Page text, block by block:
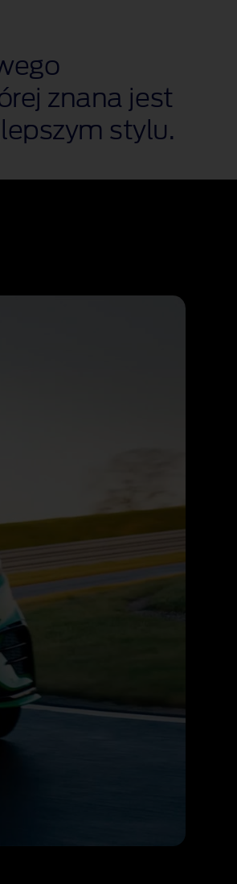
znana jest
stylu.